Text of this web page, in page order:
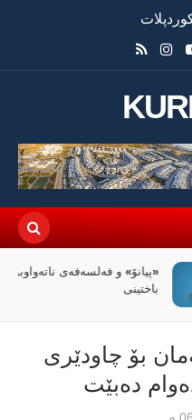
خوێندنەوەیەکی
بۆ چاودێری
دەبێت